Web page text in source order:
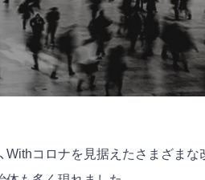
Withコロナを見据えたさまざまな